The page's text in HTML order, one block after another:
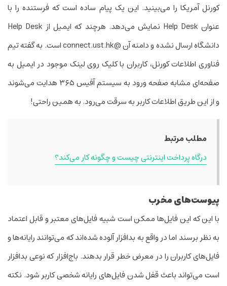
کورنل آمریکا را می‌بینید. این یک پیام ساده است که فرستنده را با
عنوان Help Desk نمایش می‌دهد. هرچند که ‌ایمیل از Help Desk
دانشگاه ارسال نشده و دامنه آن @connect.ust.hk است. به گفته تیم
فناوری اطلاعات کورنل، کاربران با کلیک روی لینک موجود در ‌ایمیل به
صفحه‌ای مشابه صفحه ورود به سیستم آفیس ۳۶۵ هدایت می‌شوند
و از این طریق اطلاعات کاربر به سرقت می‌رود. به همین راحتی!
مطلب مرتبط
درگاه پرداخت اینترنتی چیست و چگونه کار می‌کند؟
پیوست‌های مخرب
با این که این فایل‌ها ممکن است شبیه فایل‌های معتبر و قابل اعتماد
به نظر برسند اما در واقع به بدافزار آلوده شده‌اند که می‌توانند رایانه‌ها و
فایل‌های کاربران را در معرض خطر قرار بدهند. باج‌افزار که نوعی بدافزار
است می‌تواند باعث قفل شدن فایل‌های رایانه شخصی کاربر شود. نکته